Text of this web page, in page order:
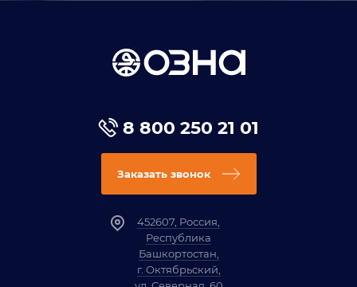
8 800 250 21 01
Заказать звонок
452607, Россия,
Республика
Башкортостан,
г. Октябрьский,